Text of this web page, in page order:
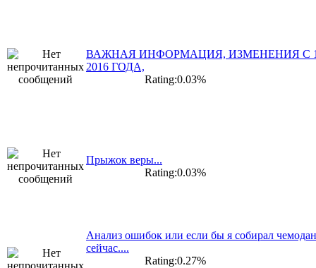
ВАЖНАЯ ИНФОРМАЦИЯ, ИЗМЕНЕНИЯ С
2016 ГОДА,
Rating:0.03%
Прыжок веры...
Rating:0.03%
Анализ ошибок или если бы я собирал
сейчас....
Rating:0.27%